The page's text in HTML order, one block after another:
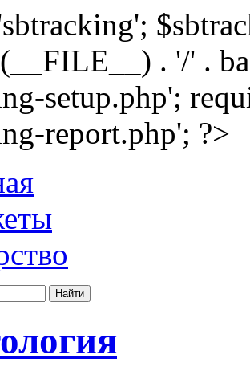
. '/' .
setup.php';
report.php'; ?>